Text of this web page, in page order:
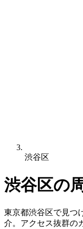
渋谷区
渋谷区の
東京都渋谷区で見つ
介。アクセス抜群の